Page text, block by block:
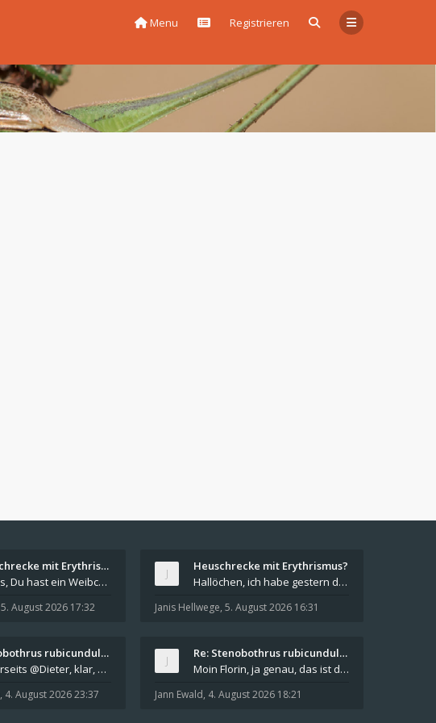
Menu Registrieren
Re: Heuschrecke mit Erythrismus?
Hallo Janis, Du hast ein Weibchen der Roten Keule
5. August 2026 17:32
Heuschrecke mit Erythrismus?
Hallöchen, ich habe gestern diese Heuschrecke auf
Janis Hellwege, 5. August 2026 16:31
Re: Stenobothrus rubicundulus?
Hallo allerseits @Dieter, klar, da hast du natürl
, 4. August 2026 23:37
Re: Stenobothrus rubicundulus?
Moin Florin, ja genau, das ist das Gebiet südlich
Jann Ewald, 4. August 2026 18:21